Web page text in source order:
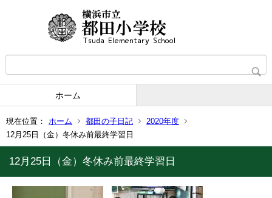
ホーム
現在位置： ホーム 都田の子日記
2020年度
12月25日（金）冬休み前最終学習日
12月25日（金）冬休み前最終学習日